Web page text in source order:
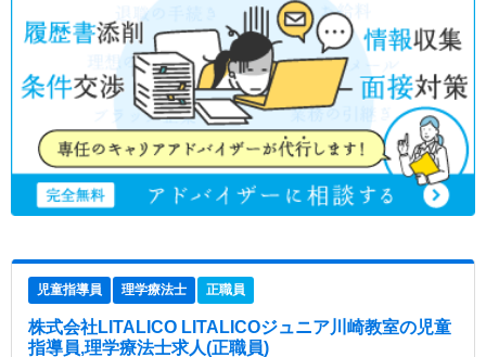
児童指導員 理学療法士 正職員
株式会社LITALICO LITALICOジュニア川崎教室の児童
指導員,理学療法士求人(正職員)